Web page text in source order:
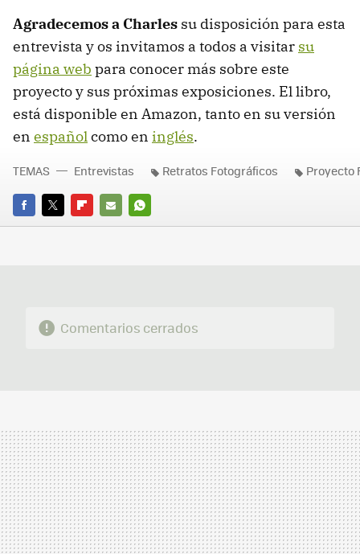
Agradecemos a Charles su disposición para esta
entrevista y os invitamos a todos a visitar su
página web para conocer más sobre este
proyecto y sus próximas exposiciones. El libro,
está disponible en Amazon, tanto en su versión
en españolcomo en inglés.
FACEBOOK
TWITTERFLIPBOARD
E-
WHATSAPP
TEMAS Entrevistas Retratos Fotográficos Proyecto
Comentarios cerrados